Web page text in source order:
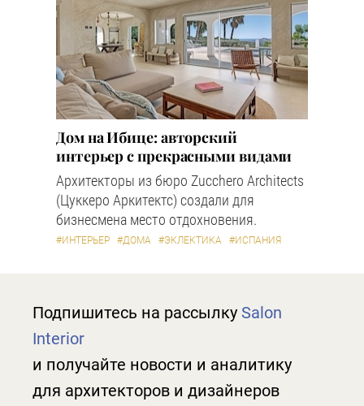
Дом на Ибице: авторский
интерьер с прекрасными видами
Архитекторы из бюро Zucchero Architects
(Цуккеро Аркитектс) создали для
бизнесмена место отдохновения.
#ИНТЕРЬЕР #ДОМА #ЭКЛЕКТИКА #ИСПАНИЯ
Подпишитесь на рассылку Salon
Interior
и получайте новости и аналитику
для архитекторов и дизайнеров